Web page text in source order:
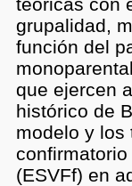
grupalidad,
función del
que ejercen
histórico de
modelo y los
(ESVFf) en